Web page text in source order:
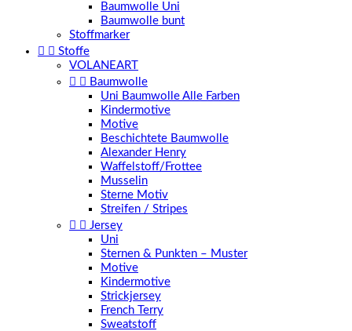
Baumwolle Uni
Baumwolle bunt
Stoffmarker
  Stoffe
VOLANEART
  Baumwolle
Uni Baumwolle Alle Farben
Kindermotive
Motive
Beschichtete Baumwolle
Alexander Henry
Waffelstoff/Frottee
Musselin
Sterne Motiv
Streifen / Stripes
  Jersey
Uni
Sternen & Punkten – Muster
Motive
Kindermotive
Strickjersey
French Terry
Sweatstoff